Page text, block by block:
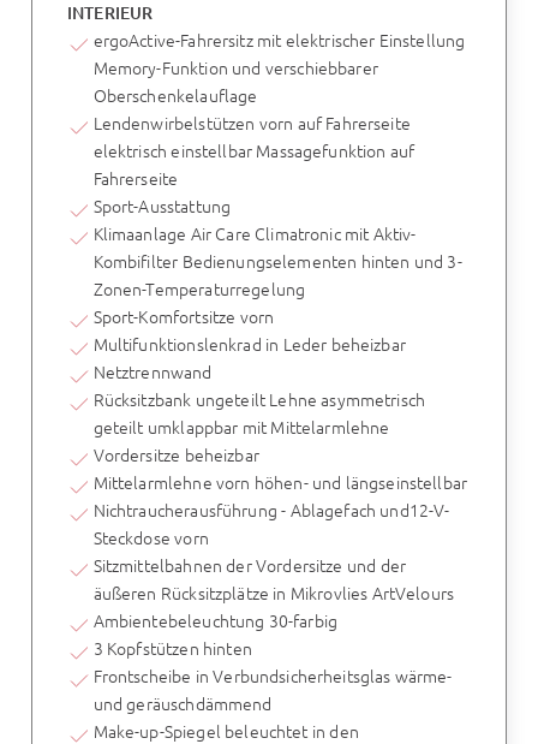
INTERIEUR
ergoActive-Fahrersitz mit elektrischer Einstellung
Memory-Funktion und verschiebbarer
Oberschenkelauflage
Lendenwirbelstützen vorn auf Fahrerseite
elektrisch einstellbar Massagefunktion auf
Fahrerseite
Sport-Ausstattung
Klimaanlage Air Care Climatronic mit Aktiv-
Kombifilter Bedienungselementen hinten und 3-
Zonen-Temperaturregelung
Sport-Komfortsitze vorn
Multifunktionslenkrad in Leder beheizbar
Netztrennwand
Rücksitzbank ungeteilt Lehne asymmetrisch
geteilt umklappbar mit Mittelarmlehne
Vordersitze beheizbar
Mittelarmlehne vorn höhen- und längseinstellbar
Nichtraucherausführung - Ablagefach und12-V-
Steckdose vorn
Sitzmittelbahnen der Vordersitze und der
äußeren Rücksitzplätze in Mikrovlies ArtVelours
Ambientebeleuchtung 30-farbig
3 Kopfstützen hinten
Frontscheibe in Verbundsicherheitsglas wärme-
und geräuschdämmend
Make-up-Spiegel beleuchtet in den